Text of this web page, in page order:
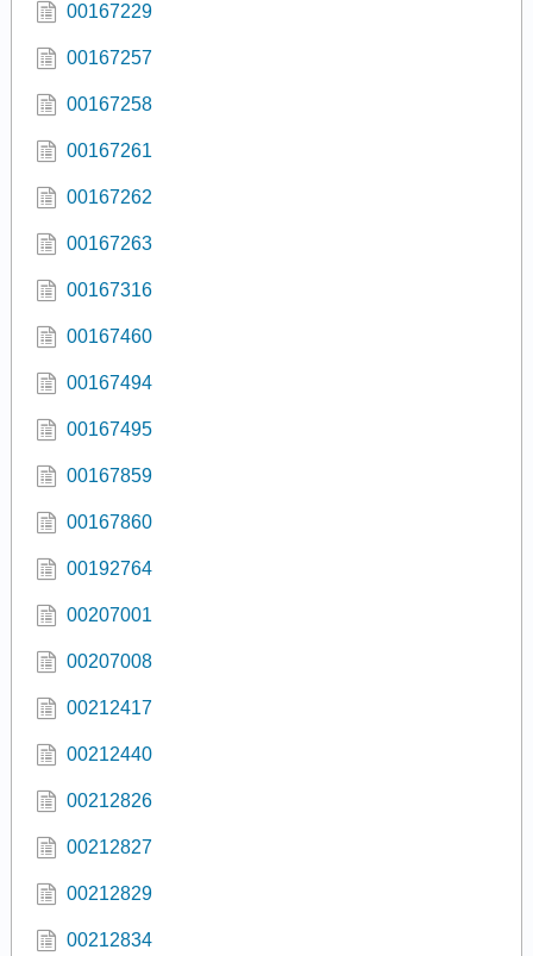
00167229
00167257
00167258
00167261
00167262
00167263
00167316
00167460
00167494
00167495
00167859
00167860
00192764
00207001
00207008
00212417
00212440
00212826
00212827
00212829
00212834